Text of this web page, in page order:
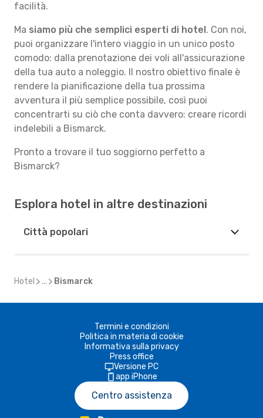
facilità.
Ma siamo più che semplici esperti di hotel. Con noi,
puoi organizzare l'intero viaggio in un unico posto
comodo: dalla prenotazione dei voli all'assicurazione
della tua auto a noleggio. Il nostro obiettivo finale è
rendere la pianificazione della tua prossima
avventura il più semplice possibile, così puoi
concentrarti su ciò che conta davvero: creare ricordi
indelebili a Bismarck.
Pronto a trovare il tuo soggiorno perfetto a
Bismarck?
Esplora hotel in altre destinazioni
Città popolari
Hotel ... Bismarck
Termini e condizioni
Politica in materia di cookie
Informativa sulla privacy
Press office
Versione PC
app iPhone
Centro assistenza